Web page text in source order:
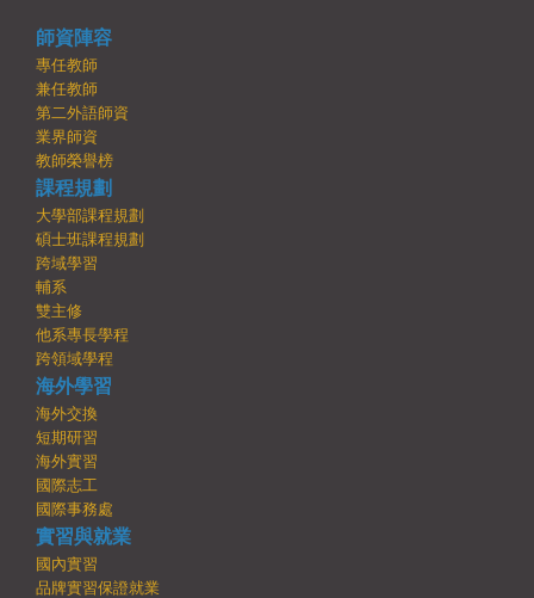
師資陣容
專任教師
兼任教師
第二外語師資
業界師資
教師榮譽榜
課程規劃
大學部課程規劃
碩士班課程規劃
跨域學習
輔系
雙主修
他系專長學程
跨領域學程
海外學習
海外交換
短期研習
海外實習
國際志工
國際事務處
實習與就業
國內實習
品牌實習保證就業